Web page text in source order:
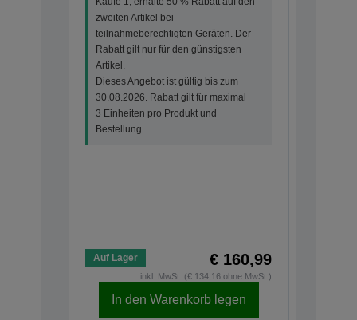
zweiten Artikel bei
teilnahmeberechtigten Geräten. Der
Rabatt gilt nur für den günstigsten
Artikel.
Dieses Angebot ist gültig bis zum
30.08.2026. Rabatt gilt für maximal
3 Einheiten pro Produkt und
Bestellung.
Auf Lager € 160,99
inkl. MwSt. (€ 134,16 ohne MwSt.)
In den Warenkorb legen